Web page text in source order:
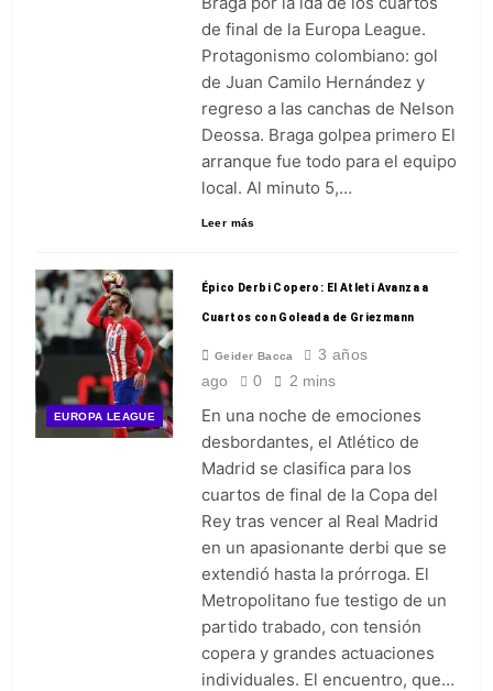
5 Días Ago
de final de la Europa League.
Protagonismo colombiano: gol
de Juan Camilo Hernández y
regreso a las canchas de Nelson
Deossa. Braga golpea primero El
arranque fue todo para el equipo
local. Al minuto 5,…
Leer más
EUROPA LEAGUE
Épico Derbi Copero: El Atleti Avanza a
Cuartos con Goleada de Griezmann
Geider Bacca
3 años
ago
0 2 mins
En una noche de emociones
desbordantes, el Atlético de
Madrid se clasifica para los
cuartos de final de la Copa del
Rey tras vencer al Real Madrid
en un apasionante derbi que se
extendió hasta la prórroga. El
Metropolitano fue testigo de un
partido trabado, con tensión
copera y grandes actuaciones
individuales. El encuentro, que…